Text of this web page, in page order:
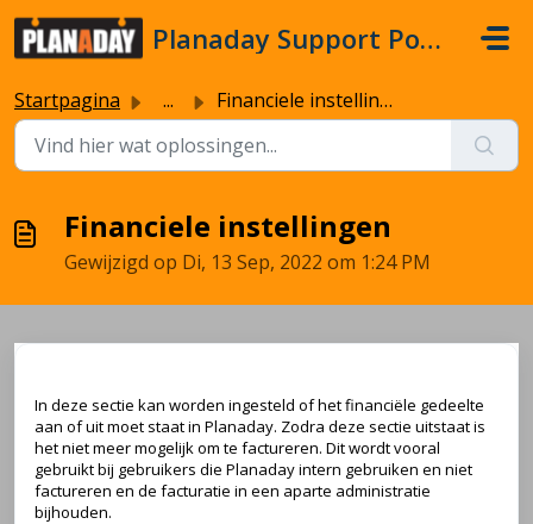
Doorgaan naar hoofdinhoud
Planaday Support Portal
Startpagina ... Financiele instellingen
Financiele instellingen
Gewijzigd op Di, 13 Sep, 2022 om 1:24 PM
In deze sectie kan worden ingesteld of het financiële gedeelte
aan of uit moet staat in Planaday. Zodra deze sectie uitstaat is
het niet meer mogelijk om te factureren. Dit wordt vooral
gebruikt bij gebruikers die Planaday intern gebruiken en niet
factureren en de facturatie in een aparte administratie
bijhouden.